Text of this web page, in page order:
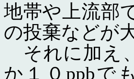
地帯や上流部
の投棄などが
それに加え
か１０ppbで